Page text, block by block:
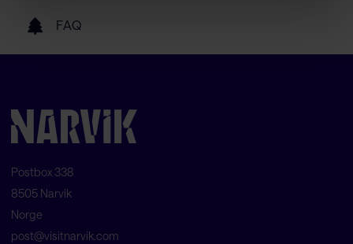
FAQ
Postbox 338
8505 Narvik
Norge
post@visitnarvik.com